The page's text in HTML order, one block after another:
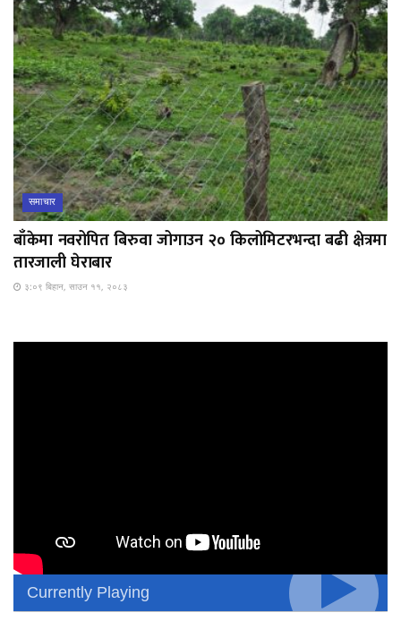
समाचार
बाँकेमा नवरोपित बिरुवा जोगाउन २० किलोमिटरभन्दा बढी क्षेत्रमा
तारजाली घेराबार
३:०९ बिहान, साउन ११, २०८३
Currently Playing